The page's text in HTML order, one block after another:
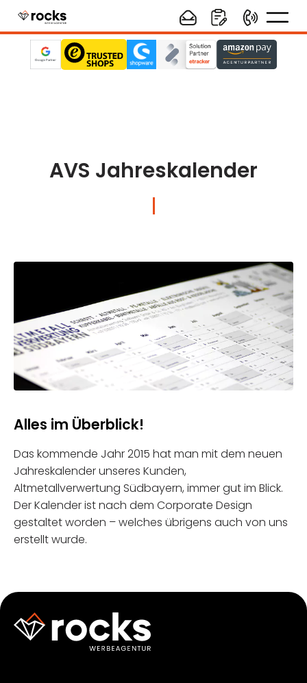
AVS Jahreskalender
Alles im Überblick!
Das kommende Jahr 2015 hat man mit dem neuen
Jahreskalender unseres Kunden,
Altmetallverwertung Südbayern, immer gut im Blick.
Der Kalender ist nach dem Corporate Design
gestaltet worden – welches übrigens auch von uns
erstellt wurde.